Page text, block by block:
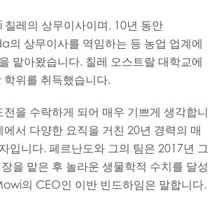
ACTIVE
레의 상무이사이며, 10년 동안
상무이사를 역임하는 등 농업 업계에
맡아왔습니다. 칠레 오스트랄 대학교에
학위를 취득했습니다.
전을 수락하게 되어 매우 기쁘게 생각합니
에서 다양한 요직을 거친 20년 경력의 매
입니다. 페르난도와 그의 팀은 2017년 그
을 맡은 후 놀라운 생물학적 수치를 달성
의 CEO인 이반 빈드하임은 말합니다.